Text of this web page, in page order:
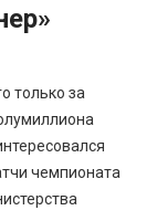
только за
чемпионата